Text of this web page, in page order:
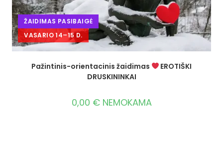
ŽAIDIMAS PASIBAIGĖ
VASARIO 14–15 D.
Pažintinis-orientacinis žaidimas
EROTIŠKI
DRUSKININKAI
0,00 € NEMOKAMA